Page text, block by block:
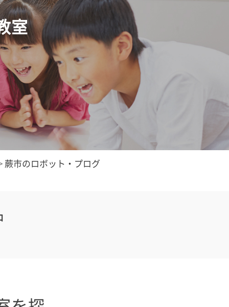
室
蕨市のロボット・プログ